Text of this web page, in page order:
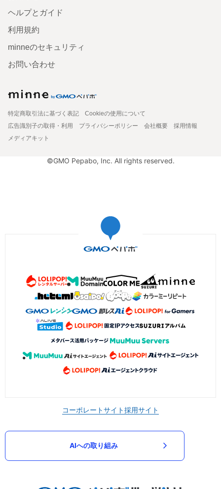
ヘルプとガイド
利用規約
minneのセキュリティ
お問い合わせ
特定商取引法に基づく表記
Cookieの使用について
広告識別子の取得・利用
プライバシーポリシー 会社概要
採用情報
メディアキット
©GMO Pepabo, Inc. All rights reserved.
コーポレートサイト採用サイト
AIへの取り組み